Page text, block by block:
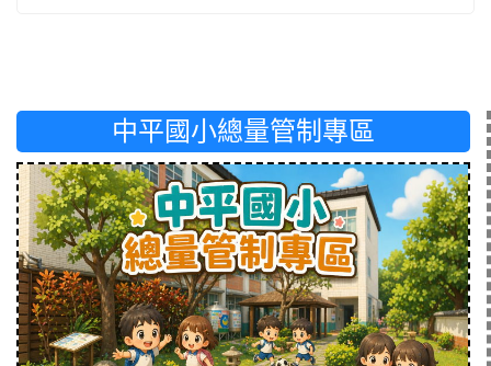
中平國小總量管制專區